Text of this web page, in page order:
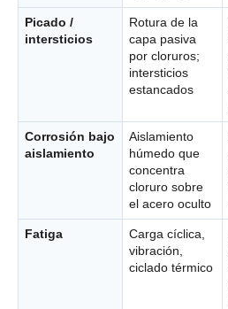
Picado /
intersticios
Rotura de la
capa pasiva
por cloruros;
intersticios
estancados
Corrosión bajo
aislamiento
Aislamiento
húmedo que
concentra
cloruro sobre
el acero oculto
Fatiga
Carga cíclica,
vibración,
ciclado térmico